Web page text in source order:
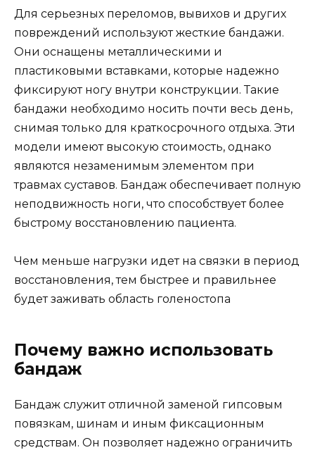
Для серьезных переломов, вывихов и других
повреждений используют жесткие бандажи.
Они оснащены металлическими и
пластиковыми вставками, которые надежно
фиксируют ногу внутри конструкции. Такие
бандажи необходимо носить почти весь день,
снимая только для краткосрочного отдыха. Эти
модели имеют высокую стоимость, однако
являются незаменимым элементом при
травмах суставов. Бандаж обеспечивает полную
неподвижность ноги, что способствует более
быстрому восстановлению пациента.
Чем меньше нагрузки идет на связки в период
восстановления, тем быстрее и правильнее
будет заживать область голеностопа
Почему важно использовать
бандаж
Бандаж служит отличной заменой гипсовым
повязкам, шинам и иным фиксационным
средствам. Он позволяет надежно ограничить